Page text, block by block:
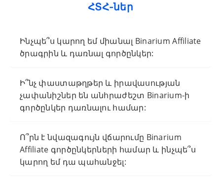
ՀՏՀ-ներ
Ինչպե՞ս կարող եմ միանալ Binarium Affiliate
ծրագրին և դառնալ գործընկեր:
Ի՞նչ փաստաթղթեր և իրավասության
չափանիշներ են անհրաժեշտ Binarium-ի
գործընկեր դառնալու համար:
Ո՞րն է նվազագույն վճարումը Binarium
Affiliate գործընկերների համար և ինչպե՞ս
կարող եմ դա պահանջել: